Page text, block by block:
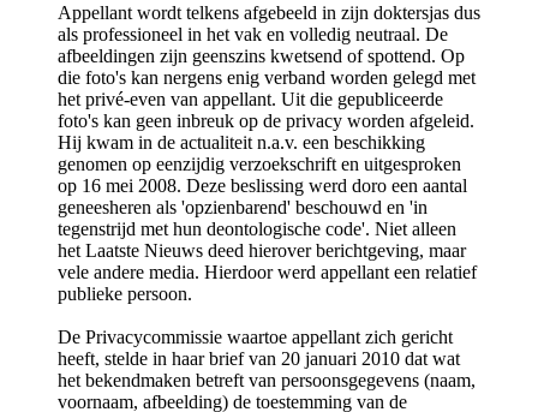
Appellant wordt telkens afgebeeld in zijn doktersjas dus
als professioneel in het vak en volledig neutraal. De
afbeeldingen zijn geenszins kwetsend of spottend. Op
die foto's kan nergens enig verband worden gelegd met
het privé-even van appellant. Uit die gepubliceerde
foto's kan geen inbreuk op de privacy worden afgeleid.
Hij kwam in de actualiteit n.a.v. een beschikking
genomen op eenzijdig verzoekschrift en uitgesproken
op 16 mei 2008. Deze beslissing werd doro een aantal
geneesheren als 'opzienbarend' beschouwd en 'in
tegenstrijd met hun deontologische code'. Niet alleen
het Laatste Nieuws deed hierover berichtgeving, maar
vele andere media. Hierdoor werd appellant een relatief
publieke persoon.
De Privacycommissie waartoe appellant zich gericht
heeft, stelde in haar brief van 20 januari 2010 dat wat
het bekendmaken betreft van persoonsgegevens (naam,
voornaam, afbeelding) de toestemming van de